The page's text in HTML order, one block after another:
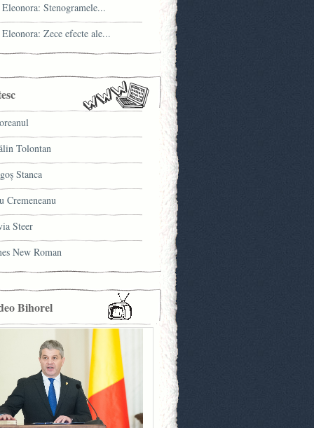
Stenogramele...
Zece efecte ale...
Tolontan
Stanca
Cremeneanu
Steer
New Roman
Bihorel